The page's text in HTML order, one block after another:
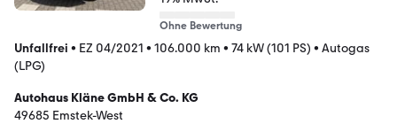
Ohne Bewertung
Unfallfrei • EZ 04/2021 • 106.000 km • 74 kW (101 PS) • Autogas
(LPG)
Autohaus Kläne GmbH & Co. KG
49685 Emstek-West